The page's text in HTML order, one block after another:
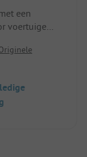
een
voertuigen
er in
om te